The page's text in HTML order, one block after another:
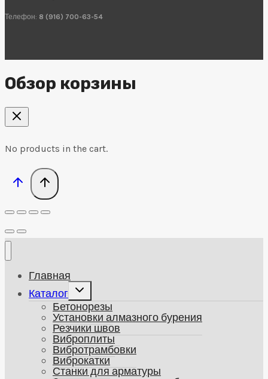
Телефон: 8 (916) 700-63-54
Обзор корзины
No products in the cart.
Главная
Каталог
Развернуть
дочернее
меню
Бетонорезы
Установки алмазного бурения
Резчики швов
Виброплиты
Вибротрамбовки
Виброкатки
Станки для арматуры